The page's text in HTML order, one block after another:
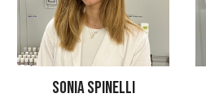
SONIA SPINELLI